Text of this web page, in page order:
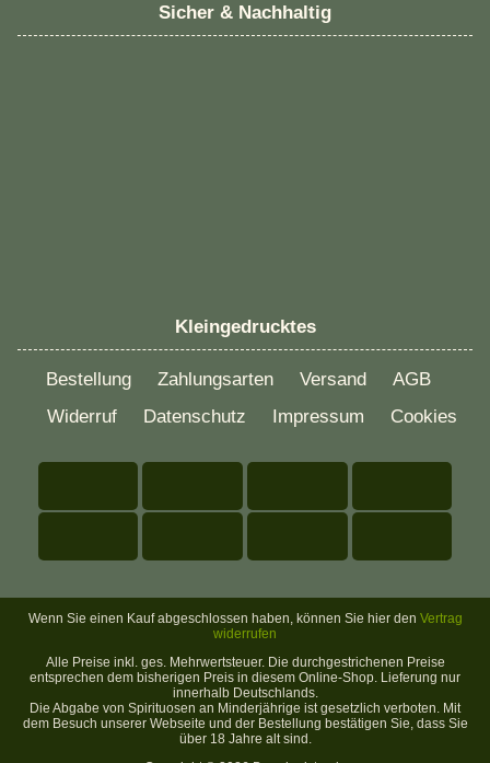
Sicher & Nachhaltig
Kleingedrucktes
Bestellung Zahlungsarten Versand
AGB
Widerruf
Datenschutz Impressum Cookies
Wenn Sie einen Kauf abgeschlossen haben, können Sie hier den Vertrag
widerrufen
Alle Preise inkl. ges. Mehrwertsteuer. Die durchgestrichenen Preise
entsprechen dem bisherigen Preis in diesem Online-Shop. Lieferung nur
innerhalb Deutschlands.
Die Abgabe von Spirituosen an Minderjährige ist gesetzlich verboten. Mit
dem Besuch unserer Webseite und der Bestellung bestätigen Sie, dass Sie
über 18 Jahre alt sind.